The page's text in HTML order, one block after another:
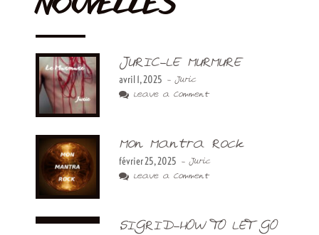
JURIC-LE MURMURE
avril 1, 2025 - Juric
Leave a Comment
Mon Mantra Rock
février 25, 2025 - Juric
Leave a Comment
SIGRID-HOW TO LET GO